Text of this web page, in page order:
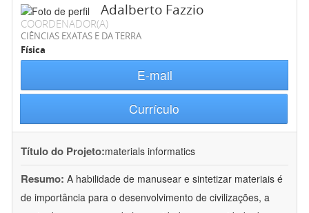
Adalberto Fazzio
COORDENADOR(A)
CIÊNCIAS EXATAS E DA TERRA
Física
E-mail
Currículo
Título do Projeto:materials informatics
Resumo: A habilidade de manusear e sintetizar materiais é
de importância para o desenvolvimento de civilizações, a